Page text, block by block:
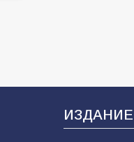
ИЗДАНИЕ